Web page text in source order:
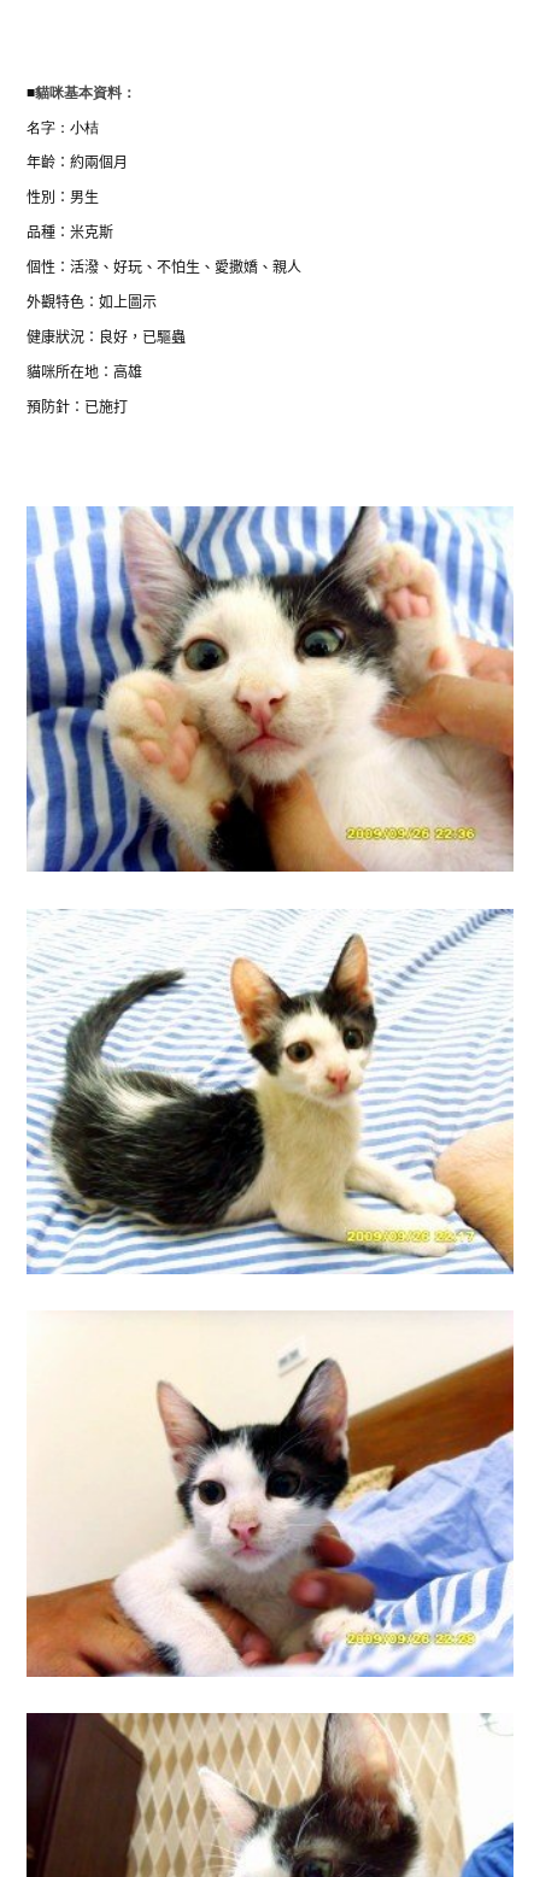
■貓咪基本資料：
名字：小桔
年齡：約兩個月
性別：男生
品種：米克斯
個性：活潑、好玩、不怕生、愛撒嬌、親人
外觀特色：如上圖示
健康狀況：良好，已驅蟲
貓咪所在地：高雄
預防針：已施打